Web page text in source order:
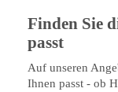
Finden Sie
passt
Auf unseren
Ihnen passt - ob